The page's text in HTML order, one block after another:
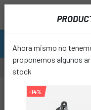
Ahora mismo no
proponemos algunos
stock
-14%